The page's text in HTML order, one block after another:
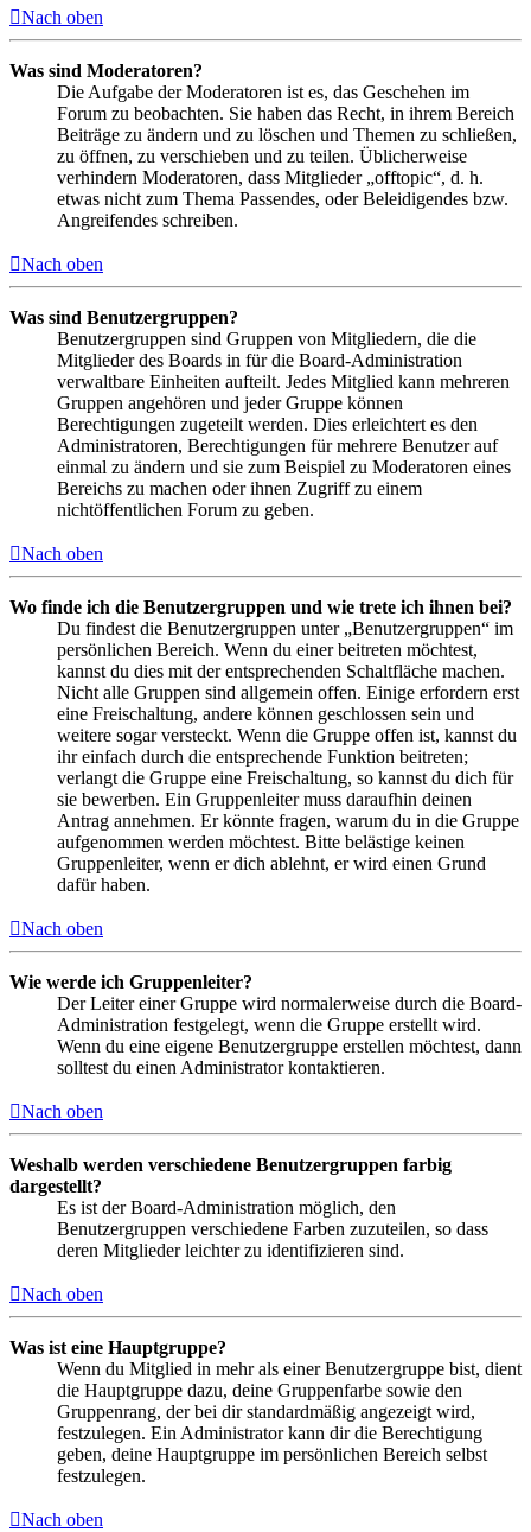
Nach oben
Was sind Moderatoren?
Die Aufgabe der Moderatoren ist es, das Geschehen im
Forum zu beobachten. Sie haben das Recht, in ihrem Bereich
Beiträge zu ändern und zu löschen und Themen zu schließen,
zu öffnen, zu verschieben und zu teilen. Üblicherweise
verhindern Moderatoren, dass Mitglieder „offtopic“, d. h.
etwas nicht zum Thema Passendes, oder Beleidigendes bzw.
Angreifendes schreiben.
Nach oben
Was sind Benutzergruppen?
Benutzergruppen sind Gruppen von Mitgliedern, die die
Mitglieder des Boards in für die Board-Administration
verwaltbare Einheiten aufteilt. Jedes Mitglied kann mehreren
Gruppen angehören und jeder Gruppe können
Berechtigungen zugeteilt werden. Dies erleichtert es den
Administratoren, Berechtigungen für mehrere Benutzer auf
einmal zu ändern und sie zum Beispiel zu Moderatoren eines
Bereichs zu machen oder ihnen Zugriff zu einem
nichtöffentlichen Forum zu geben.
Nach oben
Wo finde ich die Benutzergruppen und wie trete ich ihnen bei?
Du findest die Benutzergruppen unter „Benutzergruppen“ im
persönlichen Bereich. Wenn du einer beitreten möchtest,
kannst du dies mit der entsprechenden Schaltfläche machen.
Nicht alle Gruppen sind allgemein offen. Einige erfordern erst
eine Freischaltung, andere können geschlossen sein und
weitere sogar versteckt. Wenn die Gruppe offen ist, kannst du
ihr einfach durch die entsprechende Funktion beitreten;
verlangt die Gruppe eine Freischaltung, so kannst du dich für
sie bewerben. Ein Gruppenleiter muss daraufhin deinen
Antrag annehmen. Er könnte fragen, warum du in die Gruppe
aufgenommen werden möchtest. Bitte belästige keinen
Gruppenleiter, wenn er dich ablehnt, er wird einen Grund
dafür haben.
Nach oben
Wie werde ich Gruppenleiter?
Der Leiter einer Gruppe wird normalerweise durch die Board-
Administration festgelegt, wenn die Gruppe erstellt wird.
Wenn du eine eigene Benutzergruppe erstellen möchtest, dann
solltest du einen Administrator kontaktieren.
Nach oben
Weshalb werden verschiedene Benutzergruppen farbig
dargestellt?
Es ist der Board-Administration möglich, den
Benutzergruppen verschiedene Farben zuzuteilen, so dass
deren Mitglieder leichter zu identifizieren sind.
Nach oben
Was ist eine Hauptgruppe?
Wenn du Mitglied in mehr als einer Benutzergruppe bist, dient
die Hauptgruppe dazu, deine Gruppenfarbe sowie den
Gruppenrang, der bei dir standardmäßig angezeigt wird,
festzulegen. Ein Administrator kann dir die Berechtigung
geben, deine Hauptgruppe im persönlichen Bereich selbst
festzulegen.
Nach oben